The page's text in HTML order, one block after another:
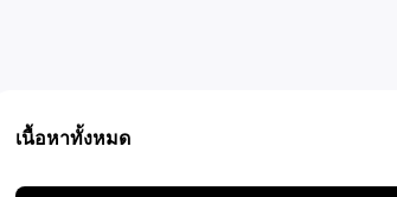
เนื้อหาทั้งหมด